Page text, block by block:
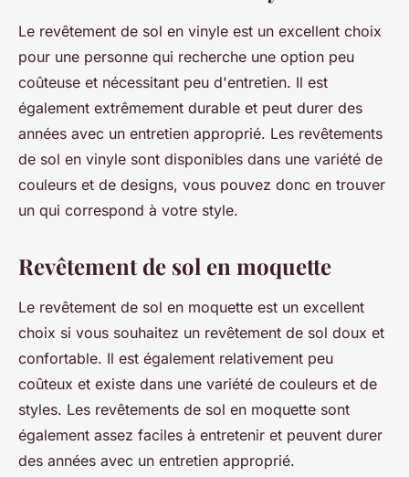
Le revêtement de sol en vinyle est un excellent choix
pour une personne qui recherche une option peu
coûteuse et nécessitant peu d'entretien. Il est
également extrêmement durable et peut durer des
années avec un entretien approprié. Les revêtements
de sol en vinyle sont disponibles dans une variété de
couleurs et de designs, vous pouvez donc en trouver
un qui correspond à votre style.
Revêtement de sol en moquette
Le revêtement de sol en moquette est un excellent
choix si vous souhaitez un revêtement de sol doux et
confortable. Il est également relativement peu
coûteux et existe dans une variété de couleurs et de
styles. Les revêtements de sol en moquette sont
également assez faciles à entretenir et peuvent durer
des années avec un entretien approprié.